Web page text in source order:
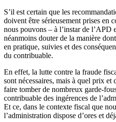
S’il est certain que les
doivent être sérieusement prises en
nous pouvons – à l’instar de l’APD
néanmoins douter de la manière
en pratique, suivies et des
du contribuable.
En effet, la lutte contre la fraude
sont nécessaires, mais à quel prix
faire tomber de nombreux garde-
contribuable des ingérences de
Et ce, dans le contexte fiscal que
l’administration dispose d’ores et